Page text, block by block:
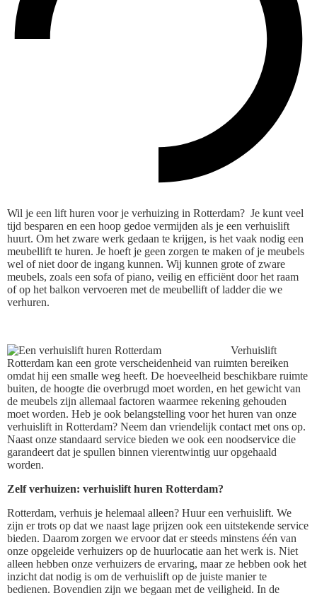
Wil je een lift huren voor je verhuizing in Rotterdam? Je kunt veel
tijd besparen en een hoop gedoe vermijden als je een verhuislift
huurt. Om het zware werk gedaan te krijgen, is het vaak nodig een
meubellift te huren. Je hoeft je geen zorgen te maken of je meubels
wel of niet door de ingang kunnen. Wij kunnen grote of zware
meubels, zoals een sofa of piano, veilig en efficiënt door het raam
of op het balkon vervoeren met de meubellift of ladder die we
verhuren.
Verhuislift
Rotterdam kan een grote verscheidenheid van ruimten bereiken
omdat hij een smalle weg heeft. De hoeveelheid beschikbare ruimte
buiten, de hoogte die overbrugd moet worden, en het gewicht van
de meubels zijn allemaal factoren waarmee rekening gehouden
moet worden. Heb je ook belangstelling voor het huren van onze
verhuislift in Rotterdam? Neem dan vriendelijk contact met ons op.
Naast onze standaard service bieden we ook een noodservice die
garandeert dat je spullen binnen vierentwintig uur opgehaald
worden.
Zelf verhuizen: verhuislift huren Rotterdam?
Rotterdam, verhuis je helemaal alleen? Huur een verhuislift. We
zijn er trots op dat we naast lage prijzen ook een uitstekende service
bieden. Daarom zorgen we ervoor dat er steeds minstens één van
onze opgeleide verhuizers op de huurlocatie aan het werk is. Niet
alleen hebben onze verhuizers de ervaring, maar ze hebben ook het
inzicht dat nodig is om de verhuislift op de juiste manier te
bedienen. Bovendien zijn we begaan met de veiligheid. In de